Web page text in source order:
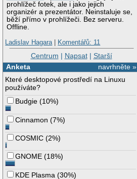
prohlížeč fotek, ale i jako jejich
organizér a prezentátor. Neinstaluje se,
běží přímo v prohlížeči. Bez serveru.
Offline.
Ladislav Hagara| Komentářů: 11
Centrum | Napsat| Starší
navrhněte »
Anketa
Které desktopové prostředí na Linuxu
používáte?
Budgie (10%)
Cinnamon (7%)
COSMIC (2%)
GNOME (18%)
KDE Plasma (30%)